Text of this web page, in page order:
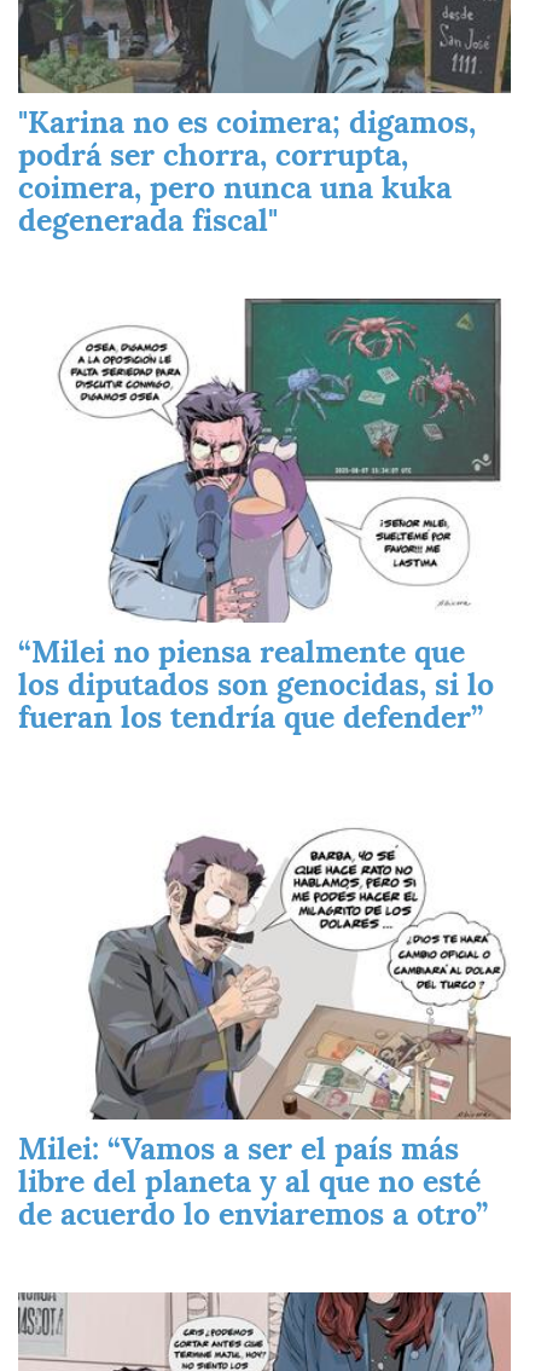
"Karina no es coimera; digamos,
podrá ser chorra, corrupta,
coimera, pero nunca una kuka
degenerada fiscal"
“Milei no piensa realmente que
los diputados son genocidas, si lo
fueran los tendría que defender”
Milei: “Vamos a ser el país más
libre del planeta y al que no esté
de acuerdo lo enviaremos a otro”
Imagen